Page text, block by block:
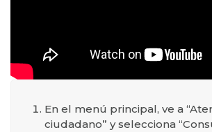
En el menú principal, ve a
ciudadano” y selecciona